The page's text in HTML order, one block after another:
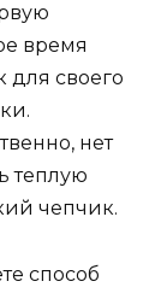
время
для своего
нет
теплую
чепчик.
способ